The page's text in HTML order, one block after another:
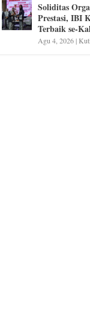
Soliditas
Prestasi, IBI
Terbaik se-
Agu 4, 2026|